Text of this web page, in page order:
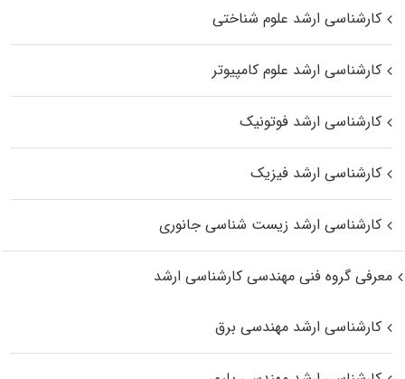
کارشناسی ارشد علوم شناختی
کارشناسی ارشد علوم کامپیوتر
کارشناسی ارشد فوتونیک
کارشناسی ارشد فیزیک
کارشناسی ارشد زیست‌ شناسی جانوری
معرفی گروه فنی مهندسی کارشناسی ارشد
کارشناسی ارشد مهندسی برق